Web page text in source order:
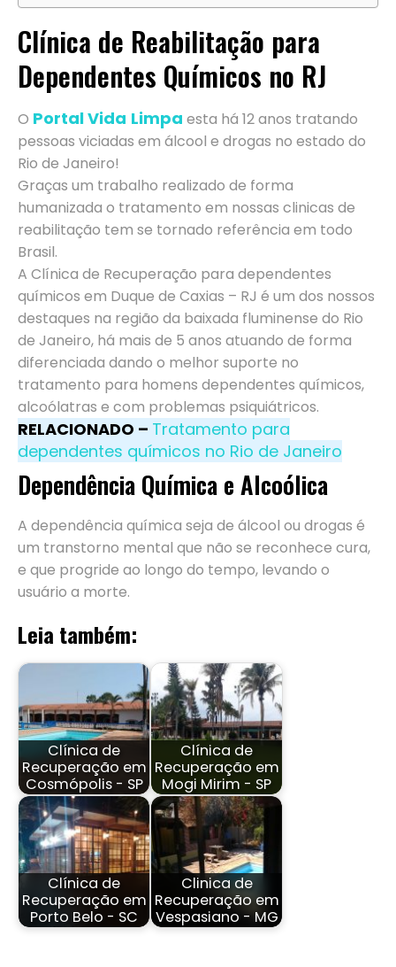
Clínica de Reabilitação para
Dependentes Químicos no RJ
O Portal Vida Limpa esta há 12 anos tratando
pessoas viciadas em álcool e drogas no estado do
Rio de Janeiro!
Graças um trabalho realizado de forma
humanizada o tratamento em nossas clinicas de
reabilitação tem se tornado referência em todo
Brasil.
A Clínica de Recuperação para dependentes
químicos em Duque de Caxias – RJ é um dos nossos
destaques na região da baixada fluminense do Rio
de Janeiro, há mais de 5 anos atuando de forma
diferenciada dando o melhor suporte no
tratamento para homens dependentes químicos,
alcoólatras e com problemas psiquiátricos.
RELACIONADO – Tratamento para
dependentes químicos no Rio de Janeiro
Dependência Química e Alcoólica
A dependência química seja de álcool ou drogas é
um transtorno mental que não se reconhece cura,
e que progride ao longo do tempo, levando o
usuário a morte.
Leia também:
Clínica de
Recuperação em
Cosmópolis - SP
Clínica de
Recuperação em
Mogi Mirim - SP
Clínica de
Recuperação em
Porto Belo - SC
Clinica de
Recuperação em
Vespasiano - MG